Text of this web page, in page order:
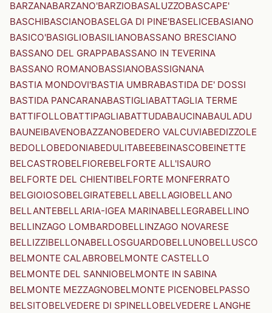
BARZANABARZANO'BARZIOBASALUZZOBASCAPE'
BASCHIBASCIANOBASELGA DI PINE'BASELICEBASIANO
BASICO'BASIGLIOBASILIANOBASSANO BRESCIANO
BASSANO DEL GRAPPABASSANO IN TEVERINA
BASSANO ROMANOBASSIANOBASSIGNANA
BASTIA MONDOVI'BASTIA UMBRABASTIDA DE' DOSSI
BASTIDA PANCARANABASTIGLIABATTAGLIA TERME
BATTIFOLLOBATTIPAGLIABATTUDABAUCINABAULADU
BAUNEIBAVENOBAZZANOBEDERO VALCUVIABEDIZZOLE
BEDOLLOBEDONIABEDULITABEEBEINASCOBEINETTE
BELCASTROBELFIOREBELFORTE ALL'ISAURO
BELFORTE DEL CHIENTIBELFORTE MONFERRATO
BELGIOIOSOBELGIRATEBELLABELLAGIOBELLANO
BELLANTEBELLARIA-IGEA MARINABELLEGRABELLINO
BELLINZAGO LOMBARDOBELLINZAGO NOVARESE
BELLIZZIBELLONABELLOSGUARDOBELLUNOBELLUSCO
BELMONTE CALABROBELMONTE CASTELLO
BELMONTE DEL SANNIOBELMONTE IN SABINA
BELMONTE MEZZAGNOBELMONTE PICENOBELPASSO
BELSITOBELVEDERE DI SPINELLOBELVEDERE LANGHE